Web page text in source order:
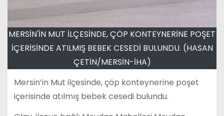
MERSİN'İN MUT İLÇESİNDE, ÇÖP KONTEYNERİNE POŞET
İÇERİSİNDE ATILMIŞ BEBEK CESEDİ BULUNDU. (HASAN
ÇETİN/MERSİN-İHA)
Mersin’in Mut ilçesinde, çöp konteynerine poşet
içerisinde atılmış bebek cesedi bulundu.